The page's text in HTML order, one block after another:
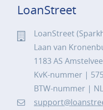
LoanStreet
LoanStreet
Laan van
1183 AS
KvK-nummer |
BTW-nummer |